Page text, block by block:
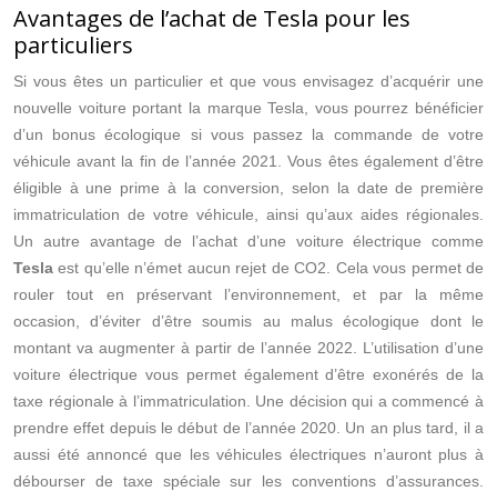
Avantages de l’achat de Tesla pour les
particuliers
Si vous êtes un particulier et que vous envisagez d’acquérir une
nouvelle voiture portant la marque Tesla, vous pourrez bénéficier
d’un bonus écologique si vous passez la commande de votre
véhicule avant la fin de l’année 2021. Vous êtes également d’être
éligible à une prime à la conversion, selon la date de première
immatriculation de votre véhicule, ainsi qu’aux aides régionales.
Un autre avantage de l’achat d’une voiture électrique comme
Tesla est qu’elle n’émet aucun rejet de CO2. Cela vous permet de
rouler tout en préservant l’environnement, et par la même
occasion, d’éviter d’être soumis au malus écologique dont le
montant va augmenter à partir de l’année 2022. L’utilisation d’une
voiture électrique vous permet également d’être exonérés de la
taxe régionale à l’immatriculation. Une décision qui a commencé à
prendre effet depuis le début de l’année 2020. Un an plus tard, il a
aussi été annoncé que les véhicules électriques n’auront plus à
débourser de taxe spéciale sur les conventions d’assurances.